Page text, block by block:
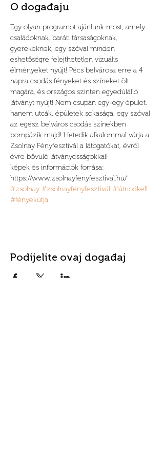
O događaju
Egy olyan programot ajánlunk most, amely
családoknak, baráti társaságoknak,
gyerekeknek, egy szóval minden
eshetőségre felejthetetlen vizuális
élményeket nyújt! Pécs belvárosa erre a 4
napra csodás fényeket és színeket ölt
magára, és országos szinten egyedülálló
látványt nyújt! Nem csupán egy-egy épület,
hanem utcák, épületek sokasága, egy szóval
az egész belváros csodás színekben
pompázik majd! Hetedik alkalommal várja a
Zsolnay Fényfesztivál a látogatókat, évről
évre bővülő látványosságokkal!
képek és információk forrása:
https://www.zsolnayfenyfesztival.hu/
#zsolnay #zsolnayfényfesztivál #látnodkell
#fényekútja
Podijelite ovaj događaj